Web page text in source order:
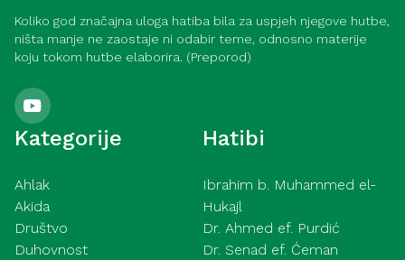
Koliko god značajna uloga hatiba bila za uspjeh njegove hutbe,
ništa manje ne zaostaje ni odabir teme, odnosno materije
koju tokom hutbe elaborira. (Preporod)
Kategorije
Ahlak
Akida
Društvo
Duhovnost
Hatibi
Ibrahim b. Muhammed el-
Hukajl
Dr. Ahmed ef. Purdić
Dr. Senad ef. Ćeman